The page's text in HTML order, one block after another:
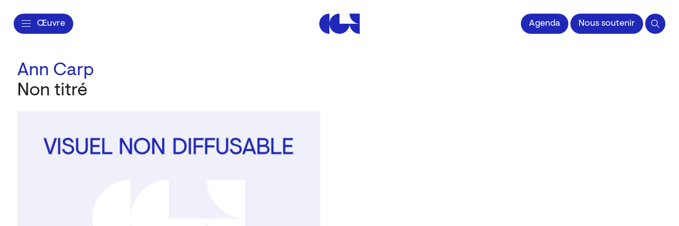
Œuvre Centre de la Gravure et de l'Image impriméeAgenda Nous soutenir
Ann Carp
Non titré